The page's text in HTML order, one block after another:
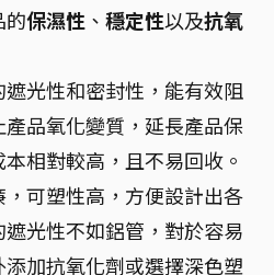
的保濕性 、 穩定性以及抗氧
光性和密封性，能有效阻
品氧化變質，延長產品保
相對較高，且不易回收。
可塑性高，方便設計出各
光性不如鋁管，對於容易
加抗氧化劑或選擇深色塑